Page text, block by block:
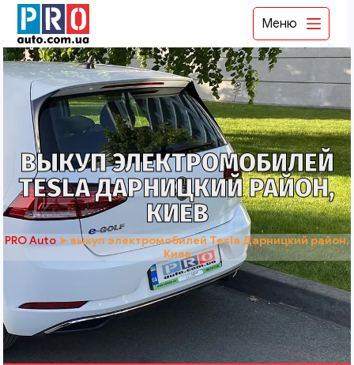
Меню
ВЫКУП ЭЛЕКТРОМОБИЛЕЙ
TESLA ДАРНИЦКИЙ РАЙОН,
КИЕВ
PRO Auto ➤ выкуп электромобилей Tesla Дарницкий район,
Киев